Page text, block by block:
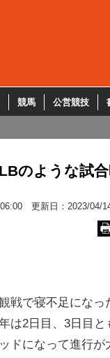
競馬 公営競技
のような試
更新日： 2023/04/
戦で寝不足になっ
は2日目、3日目と
ドになって進行が